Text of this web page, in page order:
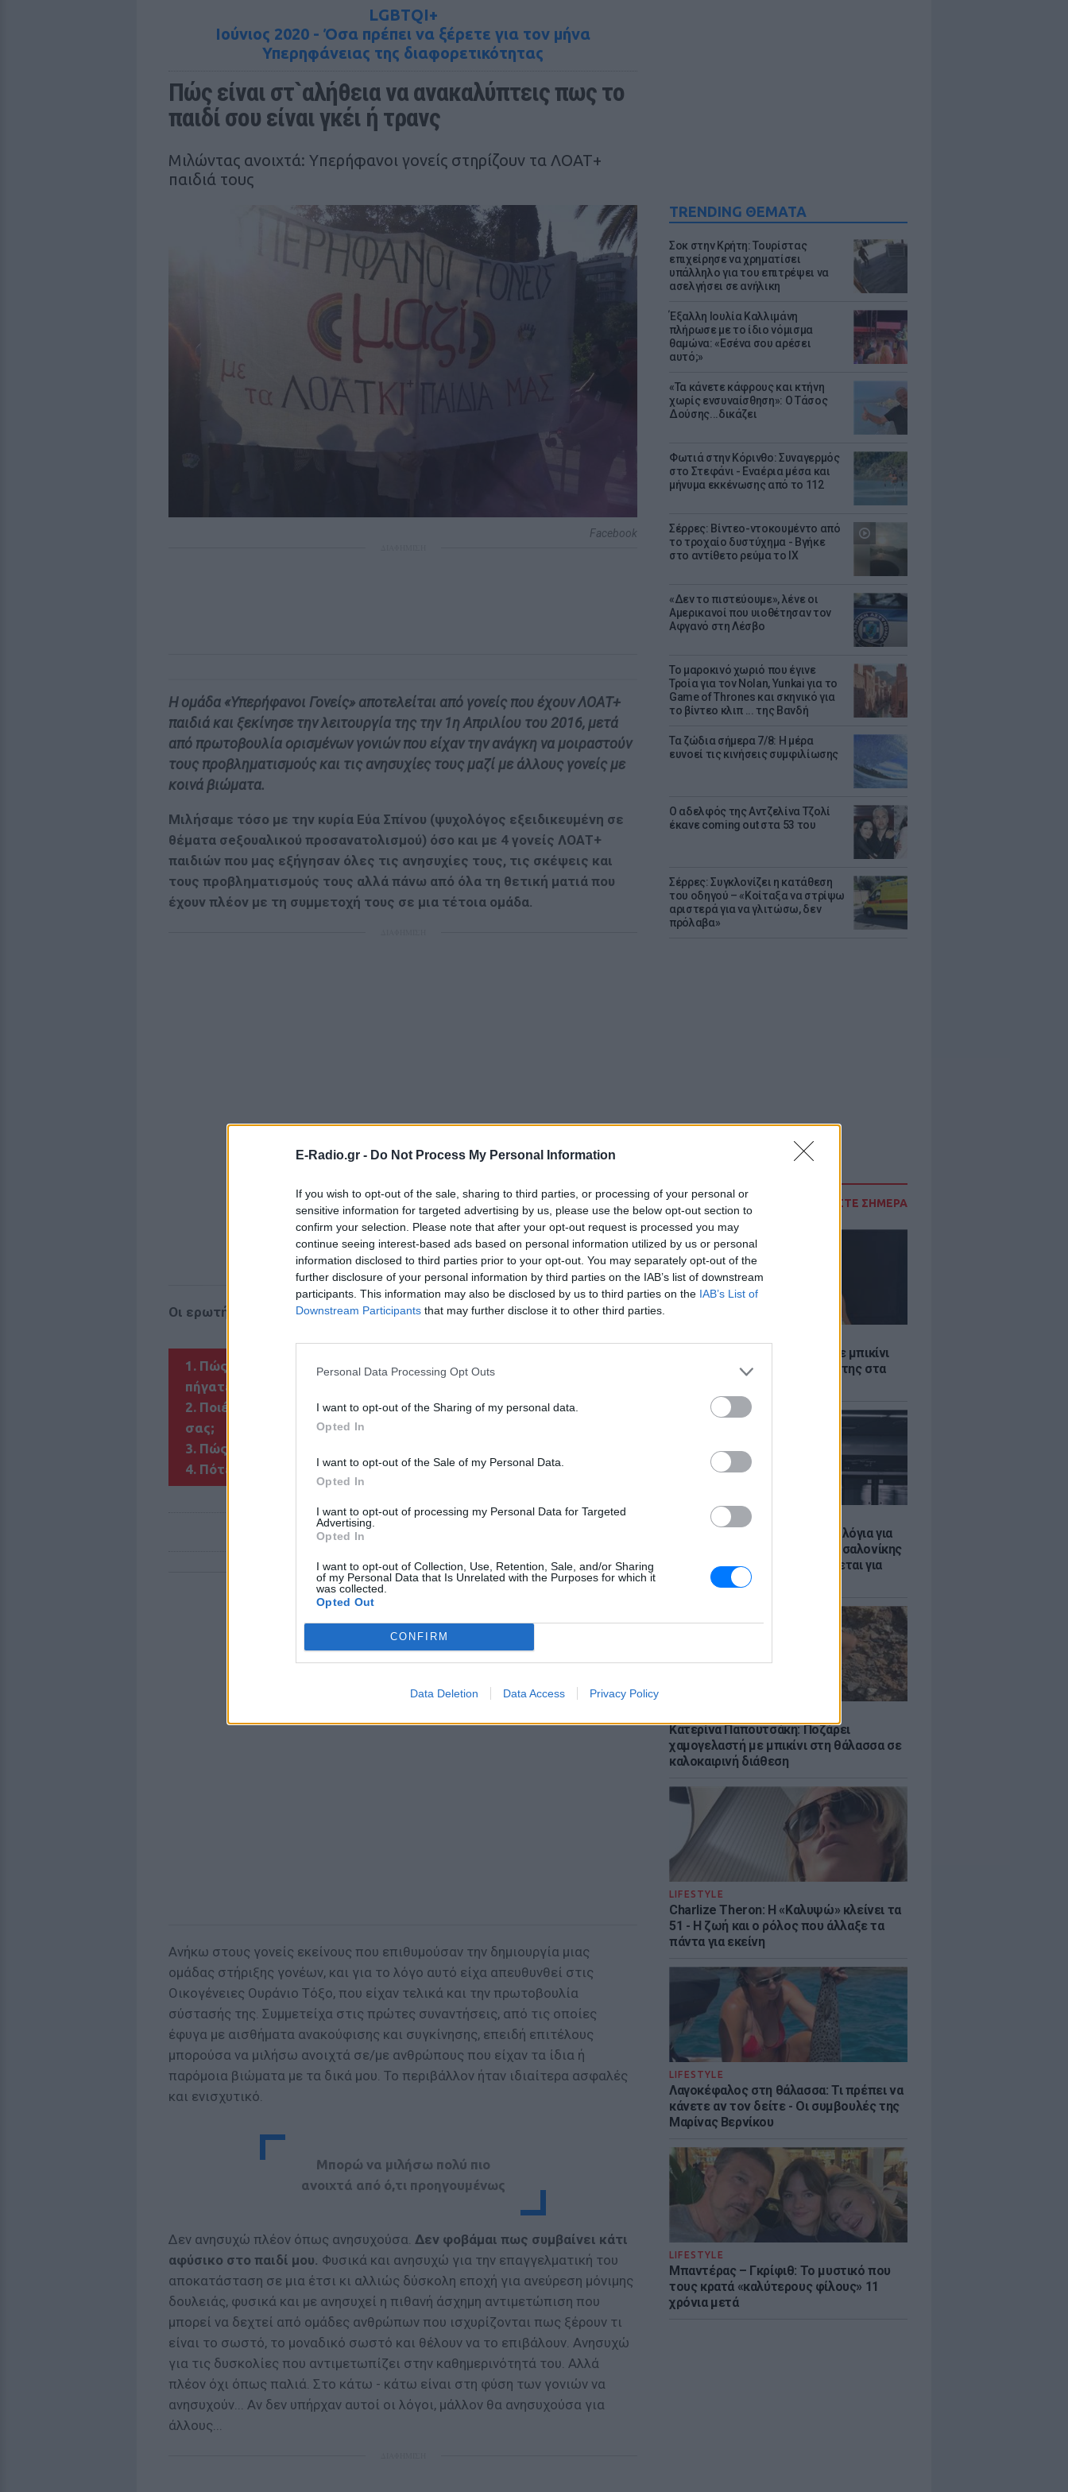
E-Radio.gr - Do Not Process My Personal Information
If you wish to opt-out of the sale, sharing to third parties, or processing of your personal or
sensitive information for targeted advertising by us, please use the below opt-out section to
confirm your selection. Please note that after your opt-out request is processed you may
continue seeing interest-based ads based on personal information utilized by us or personal
information disclosed to third parties prior to your opt-out. You may separately opt-out of the
further disclosure of your personal information by third parties on the IAB’s list of downstream
participants. This information may also be disclosed by us to third parties on the IAB’s List of
Downstream Participants that may further disclose it to other third parties.
Personal Data Processing Opt Outs
I want to opt-out of the Sharing of my personal data.
Opted In
I want to opt-out of the Sale of my Personal Data.
Opted In
I want to opt-out of processing my Personal Data for Targeted
Advertising.
Opted In
I want to opt-out of Collection, Use, Retention, Sale, and/or Sharing
of my Personal Data that Is Unrelated with the Purposes for which it
was collected.
Opted Out
CONFIRM
Data Deletion Data Access Privacy Policy
TRENDING ΘΕΜΑΤΑ
Σοκ στην Κρήτη: Τουρίστας
επιχείρησε να χρηματίσει
υπάλληλο για του επιτρέψει να
ασελγήσει σε ανήλικη
Έξαλλη Ιουλία Καλλιμάνη
πλήρωσε με το ίδιο νόμισμα
θαμώνα: «Εσένα σου αρέσει
αυτό;»
«Τα κάνετε κάφρους και κτήνη
χωρίς ενσυναίσθηση»: Ο Τάσος
Δούσης...δικάζει
Φωτιά στην Κόρινθο: Συναγερμός
στο Στεφάνι - Εναέρια μέσα και
μήνυμα εκκένωσης από το 112
Σέρρες: Βίντεο-ντοκουμέντο από
το τροχαίο δυστύχημα - Βγήκε
στο αντίθετο ρεύμα το ΙΧ
«Δεν το πιστεύουμε», λένε οι
Αμερικανοί που υιοθέτησαν τον
Αφγανό στη Λέσβο
Το μαροκινό χωριό που έγινε
Τροία για τον Nolan, Yunkai για το
Game of Thrones και σκηνικό για
το βίντεο κλιπ ... της Βανδή
Τα ζώδια σήμερα 7/8: Η μέρα
ευνοεί τις κινήσεις συμφιλίωσης
Ο αδελφός της Αντζελίνα Τζολί
έκανε coming out στα 53 του
Σέρρες: Συγκλονίζει η κατάθεση
του οδηγού – «Κοίταξα να στρίψω
αριστερά για να γλιτώσω, δεν
πρόλαβα»
ΔΙΑΒΑΣΤΕ ΣΗΜΕΡΑ
Η Τατιάνα Στεφανίδου φόρεσε μπικίνι
και εντυπωσίασε με το κορμί της στα
ΕΙΔΗΣΕΙΣ
Απόψε τα δοκιμαστικά δρομολόγια για
την επέκταση του Μετρό Θεσσαλονίκης
προς Καλαμαριά - Τι προβλέπεται για
εισιτήρια
Κατερίνα Παπουτσάκη: Ποζάρει
χαμογελαστή με μπικίνι στη θάλασσα σε
καλοκαιρινή διάθεση
LIFESTYLE
Charlize Theron: Η «Καλυψώ» κλείνει τα
51 - H ζωή και ο ρόλος που άλλαξε τα
πάντα για εκείνη
LIFESTYLE
Λαγοκέφαλος στη θάλασσα: Τι πρέπει να
κάνετε αν τον δείτε - Οι συμβουλές της
Μαρίνας Βερνίκου
LIFESTYLE
Μπαντέρας – Γκρίφιθ: Το μυστικό που
τους κρατά «καλύτερους φίλους» 11
χρόνια μετά
LGBTQI+
Ιούνιος 2020 - Όσα πρέπει να ξέρετε για τον μήνα
Υπερηφάνειας της διαφορετικότητας
Πώς είναι στ`αλήθεια να ανακαλύπτεις πως το
παιδί σου είναι γκέι ή τρανς
Μιλώντας ανοιχτά: Yπερήφανοι γονείς στηρίζουν τα ΛΟΑΤ+
παιδιά τους
Facebook
Η ομάδα «Υπερήφανοι Γονείς» αποτελείται από γονείς που έχουν ΛΟΑΤ+
παιδιά και ξεκίνησε την λειτουργία της την 1η Απριλίου του 2016, μετά
από πρωτοβουλία ορισμένων γονιών που είχαν την ανάγκη να μοιραστούν
τους προβληματισμούς και τις ανησυχίες τους μαζί με άλλους γονείς με
κοινά βιώματα.
Μιλήσαμε τόσο με την κυρία Εύα Σπίνου (ψυχολόγος εξειδικευμένη σε
θέματα σeξουαλικού προσανατολισμού) όσο και με 4 γονείς ΛΟΑΤ+
παιδιών που μας εξήγησαν όλες τις ανησυχίες τους, τις σκέψεις και
τους προβληματισμούς τους αλλά πάνω από όλα τη θετική ματιά που
έχουν πλέον με τη συμμετοχή τους σε μια τέτοια ομάδα.
Οι ερωτήσεις
1. Πώς ανακαλύψατε την ομάδα και πώς ήταν οι πρώτες φορές που
πήγατε στις συναντήσεις;
2. Ποιές είναι οι μεγαλύτερες ανησυχίες σας όσον αφορά τα παιδιά
σας;
3. Πώς σας βοήθησε η συμμετοχή στους Υπερήφανους Γονείς;
4. Πότε νιώσατε την ανάγκη να μιλήσετε με άλλους γονείς;
ΔΙΑΦΗΜΙΣΗ
Ανήκω στους γονείς εκείνους που επιθυμούσαν την δημιουργία μιας
ομάδας στήριξης γονέων, και για το λόγο αυτό είχα απευθυνθεί στις
Οικογένειες Ουράνιο Τόξο, που είχαν τελικά και την πρωτοβουλία
σύστασής της. Συμμετείχα στις πρώτες συναντήσεις, από τις οποίες
έφυγα με αισθήματα ανακούφισης και συγκίνησης, επειδή επιτέλους
μπορούσα να μιλήσω ανοιχτά σε/με ανθρώπους που είχαν τα ίδια ή
παρόμοια βιώματα με τα δικά μου. Το περιβάλλον ήταν ιδιαίτερα ασφαλές
και ενισχυτικό.
Μπορώ να μιλήσω πολύ πιο
ανοιχτά από ό,τι προηγουμένως
Δεν ανησυχώ πλέον όπως ανησυχούσα. Δεν φοβάμαι πως συμβαίνει κάτι
αφύσικο στο παιδί μου. Φυσικά και ανησυχώ για την επαγγελματική του
αποκατάσταση σε μια έτσι κι αλλιώς δύσκολη εποχή για ανεύρεση μόνιμης
δουλειάς, φυσικά και με ανησυχεί η πιθανή άσχημη αντιμετώπιση που
μπορεί να δεχτεί από ομάδες ανθρώπων που ισχυρίζονται πως ξέρουν τι
είναι το σωστό, το μοναδικό σωστό και θέλουν να το επιβάλουν. Ανησυχώ
για τις δυσκολίες που αντιμετωπίζει στην καθημερινότητά του. Αλλά
πλέον όχι όπως παλιά. Στο κάτω - κάτω είναι στη φύση των γονιών να
ανησυχούν... Αν δεν υπήρχαν αυτοί οι λόγοι, μάλλον θα ανησυχούσα για
άλλους...